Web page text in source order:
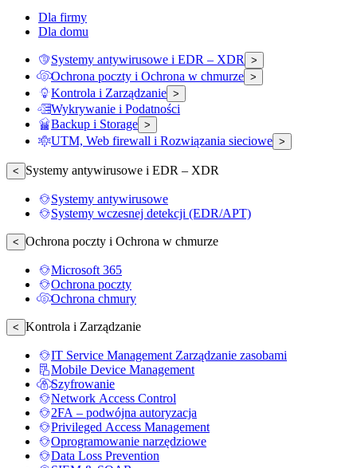
Dla firmy
Dla domu
Systemy antywirusowe i EDR – XDR >
Ochrona poczty i Ochrona w chmurze >
Kontrola i Zarządzanie >
Wykrywanie i Podatności
Backup i Storage >
UTM, Web firewall i Rozwiązania sieciowe >
< Systemy antywirusowe i EDR – XDR
Systemy antywirusowe
Systemy wczesnej detekcji (EDR/APT)
< Ochrona poczty i Ochrona w chmurze
Microsoft 365
Ochrona poczty
Ochrona chmury
< Kontrola i Zarządzanie
IT Service Management Zarządzanie zasobami
Mobile Device Management
Szyfrowanie
Network Access Control
2FA – podwójna autoryzacja
Privileged Access Management
Oprogramowanie narzędziowe
Data Loss Prevention